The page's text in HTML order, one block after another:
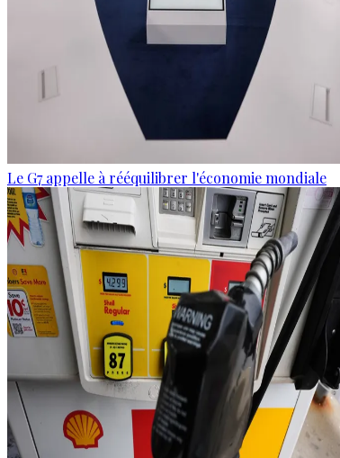
Le G7 appelle à rééquilibrer l'économie mondiale